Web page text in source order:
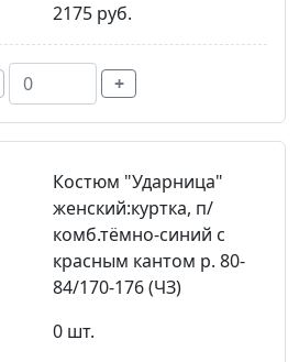
2175 руб.
+
Костюм "Ударница"
женский:куртка, п/
комб.тёмно-синий с
красным кантом р. 80-
84/170-176 (ЧЗ)
0 шт.